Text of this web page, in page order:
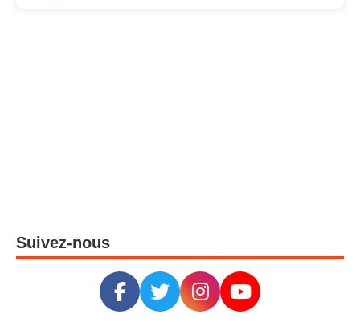
Suivez-nous